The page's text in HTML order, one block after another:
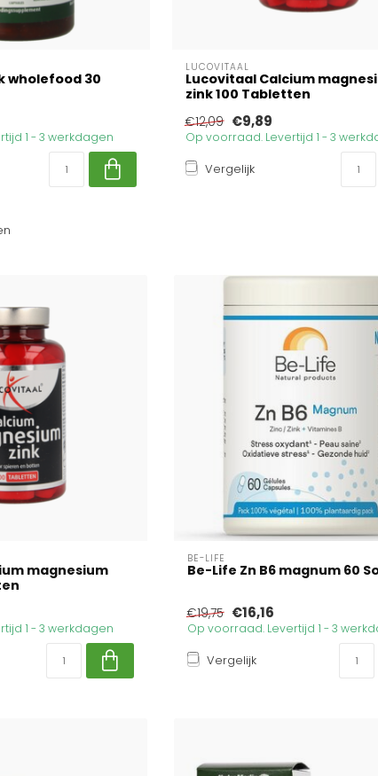
wholefood 30
1 - 3 werkdagen
LUCOVITAAL
Lucovitaal Calcium
zink 100 Tabletten
€12,09 €9,89
Op voorraad. Levertijd 1 - 3
Vergelijk
magnesium
1 - 3 werkdagen
BE-LIFE
Be-Life Zn B6 magnum 60
€19,75 €16,16
Op voorraad. Levertijd 1 - 3
Vergelijk